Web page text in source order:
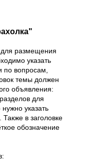
для размещения
указать
по вопросам,
темы должен
объявления:
для
указать
Также в заголовке
обозначение